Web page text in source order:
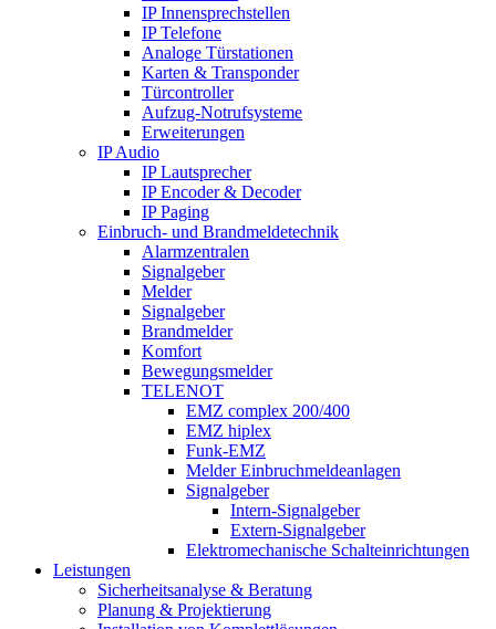
IP Innensprechstellen
IP Telefone
Analoge Türstationen
Karten & Transponder
Türcontroller
Aufzug-Notrufsysteme
Erweiterungen
IP Audio
IP Lautsprecher
IP Encoder & Decoder
IP Paging
Einbruch- und Brandmeldetechnik
Alarmzentralen
Signalgeber
Melder
Signalgeber
Brandmelder
Komfort
Bewegungsmelder
TELENOT
EMZ complex 200/400
EMZ hiplex
Funk-EMZ
Melder Einbruchmeldeanlagen
Signalgeber
Intern-Signalgeber
Extern-Signalgeber
Elektromechanische Schalteinrichtungen
Leistungen
Sicherheitsanalyse & Beratung
Planung & Projektierung​